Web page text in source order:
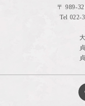
〒 989-
Tel 022-